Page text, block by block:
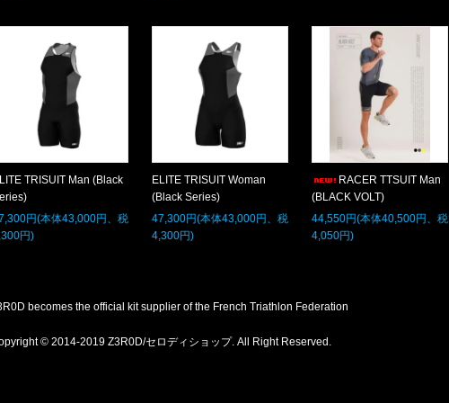
TRISUIT Man (Black
円(本体43,000円、税
円)
ELITE TRISUIT Woman
(Black Series)
47,300円(本体43,000円、税
4,300円)
RACER TTSUIT Man
(BLACK VOLT)
44,550円(本体40,500円、税
4,050円)
becomes the official kit supplier of the French Triathlon Federation
© 2014-2019 Z3R0D/セロディショップ. All Right Reserved.